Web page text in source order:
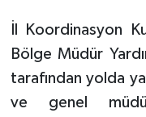
İl Koordinasyon
Bölge Müdür
tarafından yolda
ve genel
SAĞLIK